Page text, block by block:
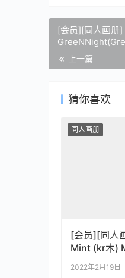
[会员][同人画册
上一篇
猜你喜欢
同人画册
[会员][同人
Mint (kr木)
(Fate Grand
2022年2月19日